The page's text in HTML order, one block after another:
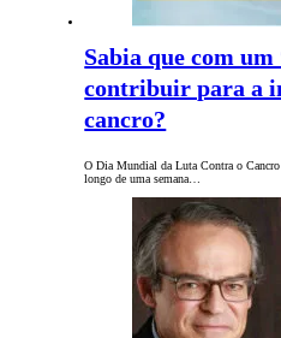
Sabia que com
contribuir para a
cancro?
O Dia Mundial da Luta Contra o
longo de uma semana…